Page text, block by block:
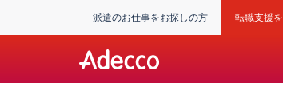
派遣のお仕事をお探しの方 転職支援